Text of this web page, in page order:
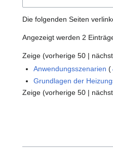
Die folgenden Seiten
Angezeigt werden 2
Zeige (vorherige 50 |
Anwendungsszenarien (
Grundlagen der
Zeige (vorherige 50 |